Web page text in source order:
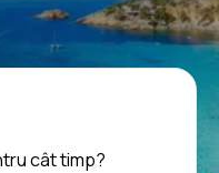
cât timp?